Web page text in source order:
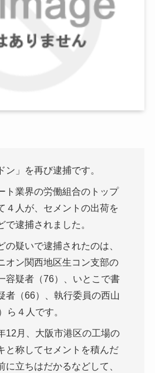
ン」を再び逮捕です。
ト業界の労働組合のトップ
４人が、セメントの出荷を
で逮捕されました。
の疑いで逮捕されたのは、
オン関西地区生コン支部の
容疑者（76）、いとこで書
者（66）、執行委員の西山
ら４人です。
12月、大阪市港区の工場の
と称してセメントを積んだ
に立ちはだかるなどして、